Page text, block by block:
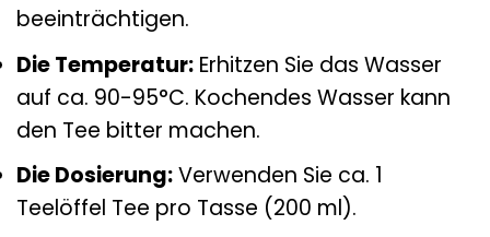
beeinträchtigen.
Die Temperatur: Erhitzen Sie das Wasser
auf ca. 90-95°C. Kochendes Wasser kann
den Tee bitter machen.
Die Dosierung:Verwenden Sie ca. 1
Teelöffel Tee pro Tasse (200 ml).